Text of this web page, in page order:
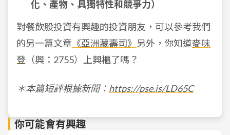
化、產物、具獨特性和競爭力）
對餐飲股投資有興趣的投資朋友，可以參考我們
的另一篇文章 《亞洲藏壽司》 另外，你知道麥味
登 （興：2755）上興櫃了嗎？
＊本篇短評根據新聞： https://pse.is/LD65C
你可能會有興趣